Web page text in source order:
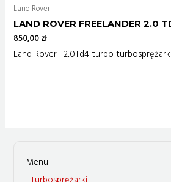
Land Rover
LAND ROVER FREELANDER 2.0
850,00zł
Land Rover I 2,0Td4 turbo